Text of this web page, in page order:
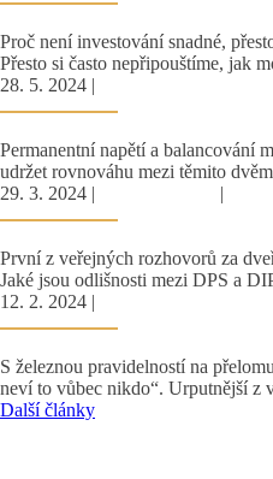
Proč není investování snadné,
Přesto si často nepřipouštíme, jak
28. 5. 2024 |
Permanentní napětí a balancování
udržet rovnováhu mezi těmito
29. 3. 2024 | |
První z veřejných rozhovorů za
Jaké jsou odlišnosti mezi DPS a
12. 2. 2024 |
S železnou pravidelností na
neví to vůbec nikdo“. Urputnější z
Další články